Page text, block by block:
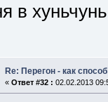
в
Re: Перегон - как
« Ответ #32 : 02.02.2013